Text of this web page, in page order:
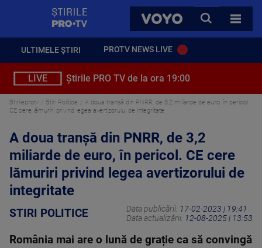
VOYO
CAUTA
TOATE
ULTIMELE ȘTIRI PROTV NEWS LIVE
LIVE Știrile PRO TV de la ora 19:00
Stirileprotv Stiri Politice
A doua tranșă din PNRR, de 3,2 miliarde de euro, în pericol.
CE cere lămuriri privind legea avertizorului de integritate
A doua tranșă din PNRR, de 3,2
miliarde de euro, în pericol. CE cere
lămuriri privind legea avertizorului de
integritate
STIRI POLITICE Data publicării: 17-02-2023 | 19:41
Data actualizării: 12-08-2025 | 13:53
România mai are o lună de grație ca să convingă